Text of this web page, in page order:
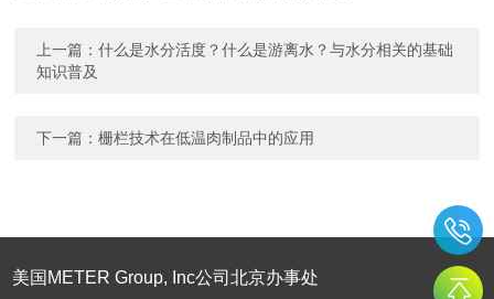
上一篇：什么是水分活度？什么是游离水？与水分相关的基础
知识普及
下一篇：栅栏技术在低温肉制品中的应用
美国METER Group, Inc公司北京办事处